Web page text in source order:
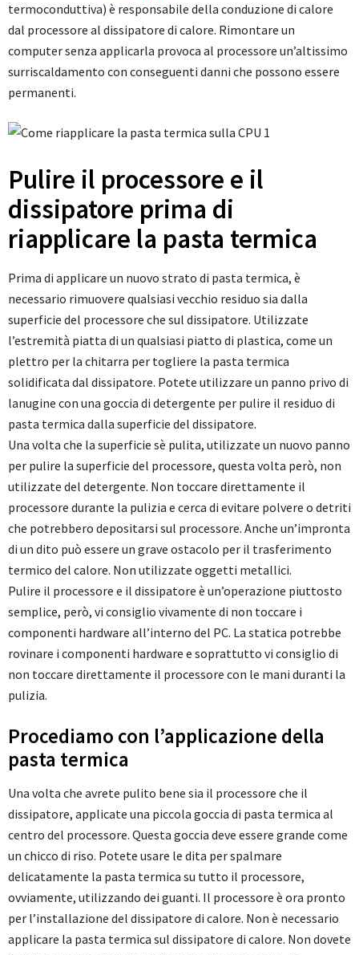
termoconduttiva) è responsabile della conduzione di calore
dal processore al dissipatore di calore. Rimontare un
computer senza applicarla provoca al processore un’altissimo
surriscaldamento con conseguenti danni che possono essere
permanenti.
Pulire il processore e il
dissipatore prima di
riapplicare la pasta termica
Prima di applicare un nuovo strato di pasta termica, è
necessario rimuovere qualsiasi vecchio residuo sia dalla
superficie del processore che sul dissipatore. Utilizzate
l’estremità piatta di un qualsiasi piatto di plastica, come un
plettro per la chitarra per togliere la pasta termica
solidificata dal dissipatore. Potete utilizzare un panno privo di
lanugine con una goccia di detergente per pulire il residuo di
pasta termica dalla superficie del dissipatore.
Una volta che la superficie sè pulita, utilizzate un nuovo panno
per pulire la superficie del processore, questa volta però, non
utilizzate del detergente. Non toccare direttamente il
processore durante la pulizia e cerca di evitare polvere o detriti
che potrebbero depositarsi sul processore. Anche un’impronta
di un dito può essere un grave ostacolo per il trasferimento
termico del calore. Non utilizzate oggetti metallici.
Pulire il processore e il dissipatore è un’operazione piuttosto
semplice, però, vi consiglio vivamente di non toccare i
componenti hardware all’interno del PC. La statica potrebbe
rovinare i componenti hardware e soprattutto vi consiglio di
non toccare direttamente il processore con le mani duranti la
pulizia.
Procediamo con l’applicazione della
pasta termica
Una volta che avrete pulito bene sia il processore che il
dissipatore, applicate una piccola goccia di pasta termica al
centro del processore. Questa goccia deve essere grande come
un chicco di riso. Potete usare le dita per spalmare
delicatamente la pasta termica su tutto il processore,
ovviamente, utilizzando dei guanti. Il processore è ora pronto
per l’installazione del dissipatore di calore. Non è necessario
applicare la pasta termica sul dissipatore di calore. Non dovete